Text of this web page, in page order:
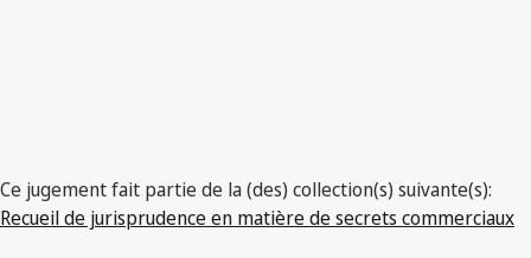
Ce jugement fait partie de la (des) collection(s) suivante(s):
Recueil de jurisprudence en matière de secrets commerciaux